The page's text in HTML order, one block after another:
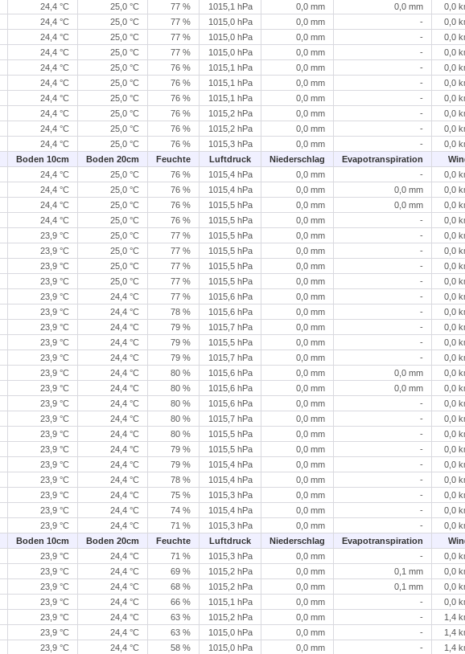
24,4 °C 25,0 °C 77 % 1015,1 hPa 0,0 mm 0,0 mm 0,0
24,4 °C 25,0 °C 77 % 1015,0 hPa 0,0 mm - 0,0
24,4 °C 25,0 °C 77 % 1015,0 hPa 0,0 mm - 0,0
24,4 °C 25,0 °C 77 % 1015,0 hPa 0,0 mm - 0,0
24,4 °C 25,0 °C 76 % 1015,1 hPa 0,0 mm - 0,0
24,4 °C 25,0 °C 76 % 1015,1 hPa 0,0 mm - 0,0
24,4 °C 25,0 °C 76 % 1015,1 hPa 0,0 mm - 0,0
24,4 °C 25,0 °C 76 % 1015,2 hPa 0,0 mm - 0,0
24,4 °C 25,0 °C 76 % 1015,2 hPa 0,0 mm - 0,0
24,4 °C 25,0 °C 76 % 1015,3 hPa 0,0 mm - 0,0
Boden 10cm Boden 20cm Feuchte Luftdruck Niederschlag Evapotranspiration
24,4 °C 25,0 °C 76 % 1015,4 hPa 0,0 mm - 0,0
24,4 °C 25,0 °C 76 % 1015,4 hPa 0,0 mm 0,0 mm 0,0
24,4 °C 25,0 °C 76 % 1015,5 hPa 0,0 mm 0,0 mm 0,0
24,4 °C 25,0 °C 76 % 1015,5 hPa 0,0 mm - 0,0
23,9 °C 25,0 °C 77 % 1015,5 hPa 0,0 mm - 0,0
23,9 °C 25,0 °C 77 % 1015,5 hPa 0,0 mm - 0,0
23,9 °C 25,0 °C 77 % 1015,5 hPa 0,0 mm - 0,0
23,9 °C 25,0 °C 77 % 1015,5 hPa 0,0 mm - 0,0
23,9 °C 24,4 °C 77 % 1015,6 hPa 0,0 mm - 0,0
23,9 °C 24,4 °C 78 % 1015,6 hPa 0,0 mm - 0,0
23,9 °C 24,4 °C 79 % 1015,7 hPa 0,0 mm - 0,0
23,9 °C 24,4 °C 79 % 1015,5 hPa 0,0 mm - 0,0
23,9 °C 24,4 °C 79 % 1015,7 hPa 0,0 mm - 0,0
23,9 °C 24,4 °C 80 % 1015,6 hPa 0,0 mm 0,0 mm 0,0
23,9 °C 24,4 °C 80 % 1015,6 hPa 0,0 mm 0,0 mm 0,0
23,9 °C 24,4 °C 80 % 1015,6 hPa 0,0 mm - 0,0
23,9 °C 24,4 °C 80 % 1015,7 hPa 0,0 mm - 0,0
23,9 °C 24,4 °C 80 % 1015,5 hPa 0,0 mm - 0,0
23,9 °C 24,4 °C 79 % 1015,5 hPa 0,0 mm - 0,0
23,9 °C 24,4 °C 79 % 1015,4 hPa 0,0 mm - 0,0
23,9 °C 24,4 °C 78 % 1015,4 hPa 0,0 mm - 0,0
23,9 °C 24,4 °C 75 % 1015,3 hPa 0,0 mm - 0,0
23,9 °C 24,4 °C 74 % 1015,4 hPa 0,0 mm - 0,0
23,9 °C 24,4 °C 71 % 1015,3 hPa 0,0 mm - 0,0
Boden 10cm Boden 20cm Feuchte Luftdruck Niederschlag Evapotranspiration
23,9 °C 24,4 °C 71 % 1015,3 hPa 0,0 mm - 0,0
23,9 °C 24,4 °C 69 % 1015,2 hPa 0,0 mm 0,1 mm 0,0
23,9 °C 24,4 °C 68 % 1015,2 hPa 0,0 mm 0,1 mm 0,0
23,9 °C 24,4 °C 66 % 1015,1 hPa 0,0 mm - 0,0
23,9 °C 24,4 °C 63 % 1015,2 hPa 0,0 mm - 1,4
23,9 °C 24,4 °C 63 % 1015,0 hPa 0,0 mm - 1,4
23,9 °C 24,4 °C 58 % 1015,0 hPa 0,0 mm - 1,4